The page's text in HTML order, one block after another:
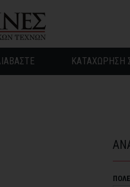
ΚΑΤΑΧΩΡΗΣΗ